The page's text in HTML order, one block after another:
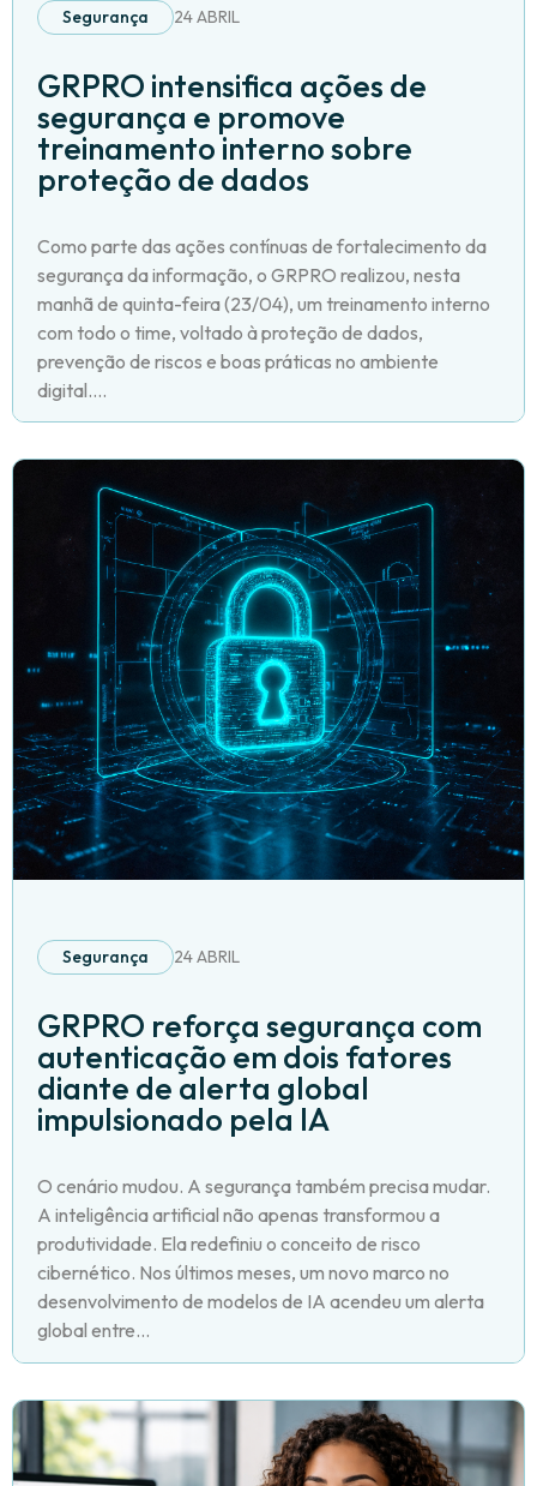
Segurança 24 ABRIL
GRPRO intensifica ações de
segurança e promove
treinamento interno sobre
proteção de dados
Como parte das ações contínuas de fortalecimento da
segurança da informação, o GRPRO realizou, nesta
manhã de quinta-feira (23/04), um treinamento interno
com todo o time, voltado à proteção de dados,
prevenção de riscos e boas práticas no ambiente
digital....
Segurança 24 ABRIL
GRPRO reforça segurança com
autenticação em dois fatores
diante de alerta global
impulsionado pela IA
O cenário mudou. A segurança também precisa mudar.
A inteligência artificial não apenas transformou a
produtividade. Ela redefiniu o conceito de risco
cibernético. Nos últimos meses, um novo marco no
desenvolvimento de modelos de IA acendeu um alerta
global entre...